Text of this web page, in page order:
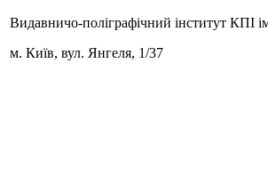
Видавничо-поліграфічний інститут КПІ
м. Київ, вул. Янгеля, 1/37